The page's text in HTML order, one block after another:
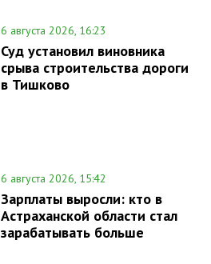
6 августа 2026, 16:23
Суд установил виновника
срыва строительства дороги
в Тишково
6 августа 2026, 15:42
Зарплаты выросли: кто в
Астраханской области стал
зарабатывать больше